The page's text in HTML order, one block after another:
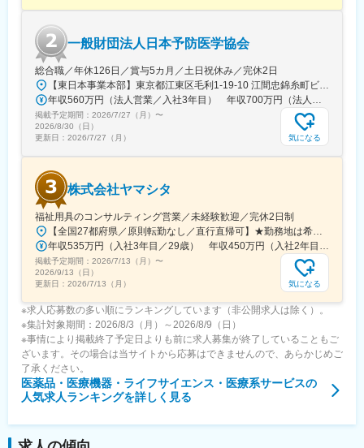
変更の範囲：会社の定める業務
一般財団法人日本予防医学協会
総合職／年休126日／賞与5カ月／土日祝休み／完休2日
【東日本事業本部】東京都江東区毛利1-19-10 江間忠錦糸町ビル※訪問先からの直行直帰が可能です！＜アクセス＞・JR総武線（快速・各駅停車）／東京メトロ半蔵門線 錦糸町駅より徒歩5分・東京メトロ半蔵門線／都営新宿線 住吉駅より徒歩5分※受動喫煙対策:屋内全面禁煙
年収560万円（法人営業／入社3年目） 年収700万円（法人営業・チームリーダー／入社5年目）
掲載予定期間： 2026/7/27（月） 〜
2026/8/30（日）
更新日： 2026/7/27（月） 気になる
株式会社ヤマシタ
福祉用具のコンサルティング営業／未経験歓迎／完休2日制
【全国27都府県／原則転勤なし／直行直帰可】★勤務地は希望を考慮★拠点により車通勤OK※充足状況により、ご希望の勤務地での募集が終了している場合があります。※転居を伴う転勤の有無は、半年ごとに希望を伺い、選択いただけます。■東北■・宮城県（仙台市）■関東■・東京都（東京23区など）・神奈川県（横浜市など）・埼玉県（さいたま市など）・千葉県（千葉市など）・茨城県（水戸市）・栃木県（宇都宮市／足利市）・群馬県（前橋市）■東海■・愛知県（名古屋市／豊田市／豊橋市／小牧市）・静岡県（静岡市／浜松市／沼津市／焼津市／富士市）・岐阜県（岐阜市）・三重県（四日市市）■信越・北陸■・長野県（長野市）・山梨県（甲府市）・石川県（金沢市）・富山県（富山市）・福井県（福井市）■関西■・大阪府・兵庫県（神戸市／尼崎市／姫路市）・京都府（京都市）・奈良県（奈良市／天理市）・滋賀県（大津市／彦根市）・和歌山県（和歌山市／田辺市）■中国■・広島県（広島市）・岡山県（岡山市）■四国■・香川県（高松市）■九州■・福岡県（福岡市）
年収535万円（入社3年目／29歳） 年収450万円（入社2年目／26歳）
掲載予定期間： 2026/7/13（月） 〜
2026/9/13（日）
更新日： 2026/7/13（月） 気になる
※求人応募数の多い順にランキングしています（非公開求人は除く）。
※集計対象期間：2026/8/3（月）～2026/8/9（日）
※事情により掲載終了予定日よりも前に求人募集が終了していることもご
ざいます。その場合は当サイトから応募はできませんので、あらかじめご
了承ください。
医薬品・医療機器・ライフサイエンス・医療系サービスの
人気求人ランキングを詳しく見る